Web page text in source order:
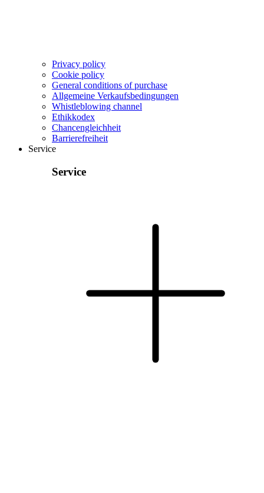
Privacy policy
Cookie policy
General conditions of purchase
Allgemeine Verkaufsbedingungen
Whistleblowing channel
Ethikkodex
Chancengleichheit
Barrierefreiheit
Service
Service